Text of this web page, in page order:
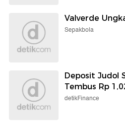
Valverde
Sepakbola
Deposit Judol
Tembus Rp
detikFinance